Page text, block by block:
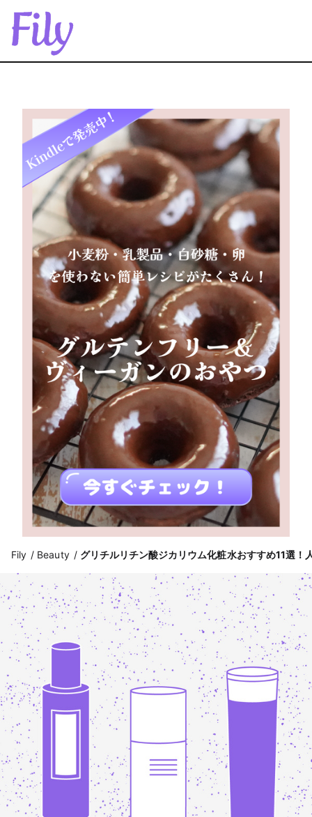
Fily Beauty グリチルリチン酸ジカリウム化粧水おすすめ11選！